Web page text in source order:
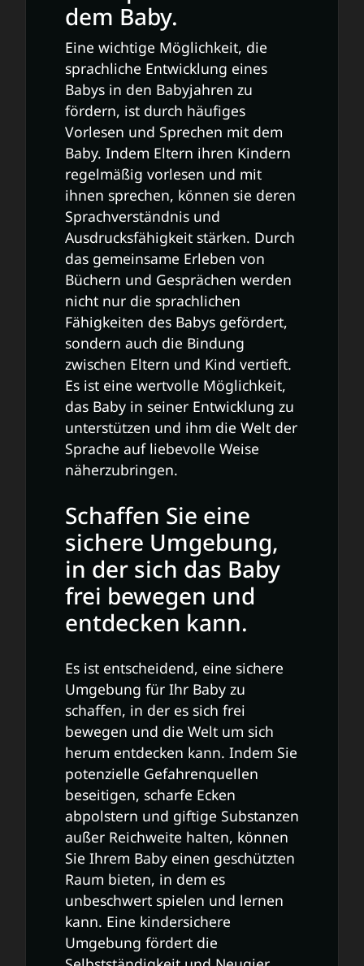
dem Baby.
Eine wichtige Möglichkeit, die
sprachliche Entwicklung eines
Babys in den Babyjahren zu
fördern, ist durch häufiges
Vorlesen und Sprechen mit dem
Baby. Indem Eltern ihren Kindern
regelmäßig vorlesen und mit
ihnen sprechen, können sie deren
Sprachverständnis und
Ausdrucksfähigkeit stärken. Durch
das gemeinsame Erleben von
Büchern und Gesprächen werden
nicht nur die sprachlichen
Fähigkeiten des Babys gefördert,
sondern auch die Bindung
zwischen Eltern und Kind vertieft.
Es ist eine wertvolle Möglichkeit,
das Baby in seiner Entwicklung zu
unterstützen und ihm die Welt der
Sprache auf liebevolle Weise
näherzubringen.
Schaffen Sie eine
sichere Umgebung,
in der sich das Baby
frei bewegen und
entdecken kann.
Es ist entscheidend, eine sichere
Umgebung für Ihr Baby zu
schaffen, in der es sich frei
bewegen und die Welt um sich
herum entdecken kann. Indem Sie
potenzielle Gefahrenquellen
beseitigen, scharfe Ecken
abpolstern und giftige Substanzen
außer Reichweite halten, können
Sie Ihrem Baby einen geschützten
Raum bieten, in dem es
unbeschwert spielen und lernen
kann. Eine kindersichere
Umgebung fördert die